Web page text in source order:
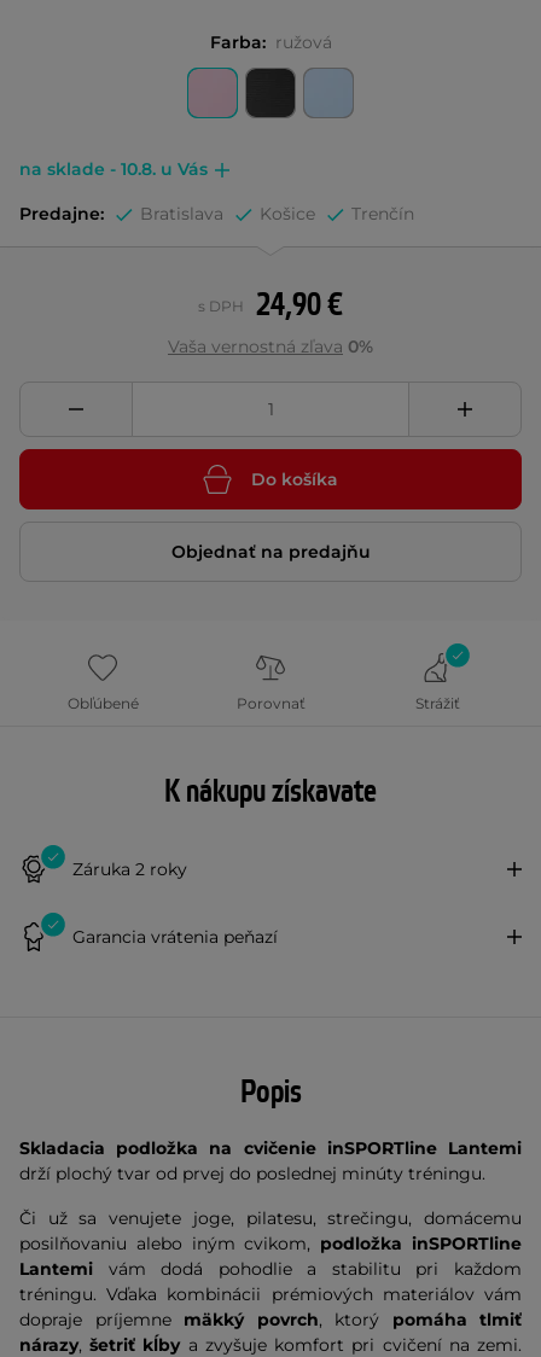
Farba: ružová
na sklade - 10.8. u Vás
Predajne: Bratislava Košice Trenčín
24,90 €
s DPH
Vaša vernostná zľava 0%
Do košíka
Objednať na predajňu
Obľúbené Porovnať Strážiť
K nákupu získavate
Záruka 2 roky
Garancia vrátenia peňazí
Popis
Skladacia podložka na cvičenie inSPORTline Lantemi
drží plochý tvar od prvej do poslednej minúty tréningu.
Či už sa venujete joge, pilatesu, strečingu, domácemu
posilňovaniu alebo iným cvikom, podložka inSPORTline
Lantemi vám dodá pohodlie a stabilitu pri každom
tréningu. Vďaka kombinácii prémiových materiálov vám
dopraje príjemne mäkký povrch, ktorý pomáha tlmiť
nárazy,šetriť kĺby a zvyšuje komfort pri cvičení na zemi.